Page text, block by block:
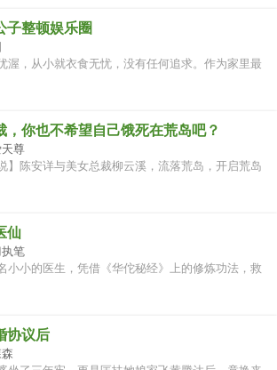
子整顿娱乐圈
渥，从小就衣食无忧，没有任何追求。作为家里最
，你也不希望自己饿死在荒岛吧？
尊
】陈安详与美女总裁柳云溪，流落荒岛，开启荒岛
仙
笔
小小的医生，凭借《华佗秘经》上的修炼功法，救
协议后